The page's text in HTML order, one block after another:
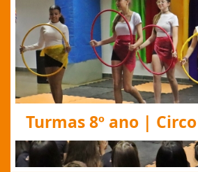
Turmas 8º ano | Circo